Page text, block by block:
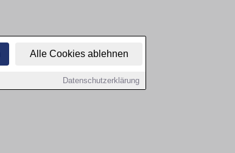
Alle Cookies ablehnen
Datenschutzerklärung